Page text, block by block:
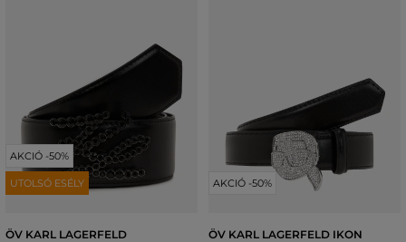
AKCIÓ -50%
UTOLSÓ ESÉLY
ÖV KARL LAGERFELD
AKCIÓ -50%
ÖV KARL LAGERFELD IKON